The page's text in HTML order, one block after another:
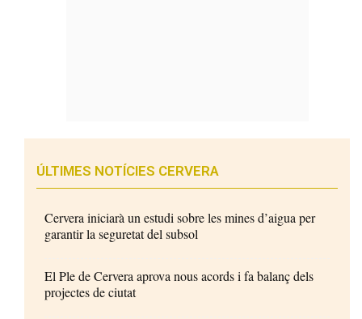
ÚLTIMES NOTÍCIES CERVERA
Cervera iniciarà un estudi sobre les mines d’aigua per
garantir la seguretat del subsol
El Ple de Cervera aprova nous acords i fa balanç dels
projectes de ciutat